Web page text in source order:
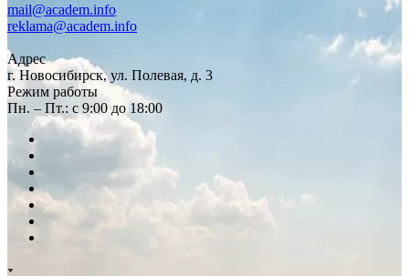
mail@academ.info
reklama@academ.info
Адрес
г. Новосибирск, ул. Полевая, д. 3
Режим работы
Пн. – Пт.: с 9:00 до 18:00